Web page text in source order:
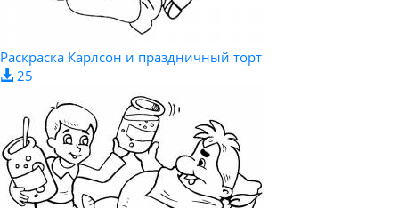
Раскраска Карлсон и праздничный торт
25